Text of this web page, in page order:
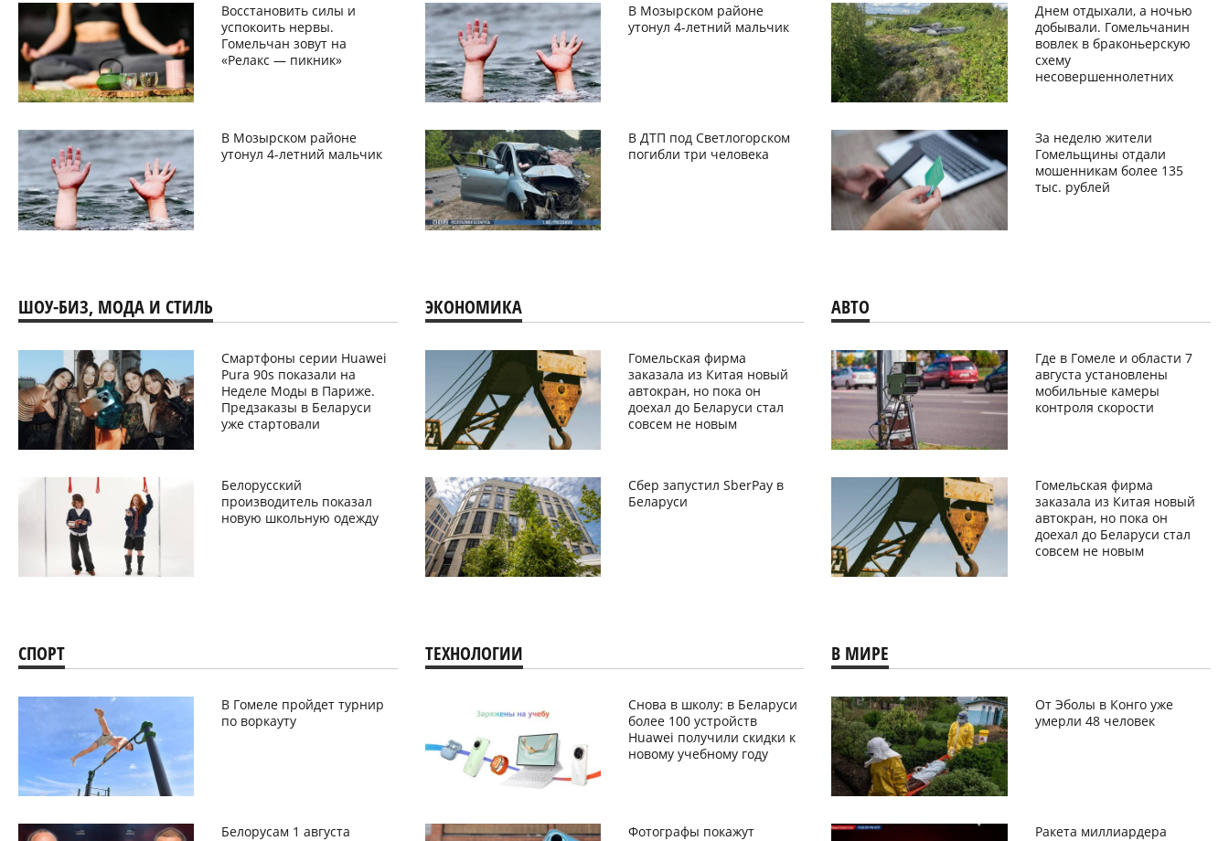
Восстановить силы и
успокоить нервы.
Гомельчан зовут на
«Релакс — пикник»
В Мозырском районе
утонул 4-летний мальчик
В Мозырском районе
утонул 4-летний мальчик
В ДТП под Светлогорском
погибли три человека
Днем отдыхали, а ночью
добывали. Гомельчанин
вовлек в браконьерскую
схему
несовершеннолетних
За неделю жители
Гомельщины отдали
мошенникам более 135
тыс. рублей
ШОУ-БИЗ, МОДА И СТИЛЬ
Смартфоны серии Huawei
Pura 90s показали на
Неделе Моды в Париже.
Предзаказы в Беларуси
уже стартовали
Белорусский
производитель показал
новую школьную одежду
ЭКОНОМИКА
Гомельская фирма
заказала из Китая новый
автокран, но пока он
доехал до Беларуси стал
совсем не новым
Сбер запустил SberPay в
Беларуси
АВТО
Где в Гомеле и области 7
августа установлены
мобильные камеры
контроля скорости
Гомельская фирма
заказала из Китая новый
автокран, но пока он
доехал до Беларуси стал
совсем не новым
СПОРТ
В Гомеле пройдет турнир
по воркауту
Белорусам 1 августа
ТЕХНОЛОГИИ
Снова в школу: в Беларуси
более 100 устройств
Huawei получили скидки к
новому учебному году
Фотографы покажут
В МИРЕ
От Эболы в Конго уже
умерли 48 человек
Ракета миллиардера